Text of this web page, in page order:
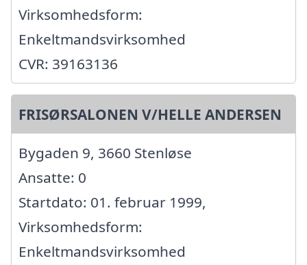
Virksomhedsform:
Enkeltmandsvirksomhed
CVR: 39163136
FRISØRSALONEN V/HELLE ANDERSEN
Bygaden 9, 3660 Stenløse
Ansatte: 0
Startdato: 01. februar 1999,
Virksomhedsform:
Enkeltmandsvirksomhed